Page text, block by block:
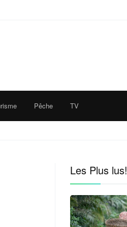
Pêche TV
Les Plus lus!